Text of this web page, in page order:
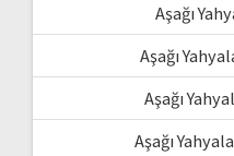
Aşağı
Aşağı
Aşağı
Aşağı